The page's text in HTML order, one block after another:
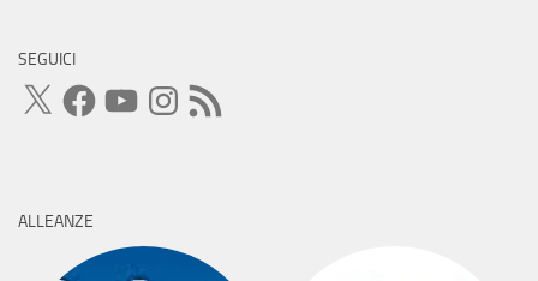
SEGUICI
X FacebookYouTubeInstagram
Feed
RSS
ALLEANZE